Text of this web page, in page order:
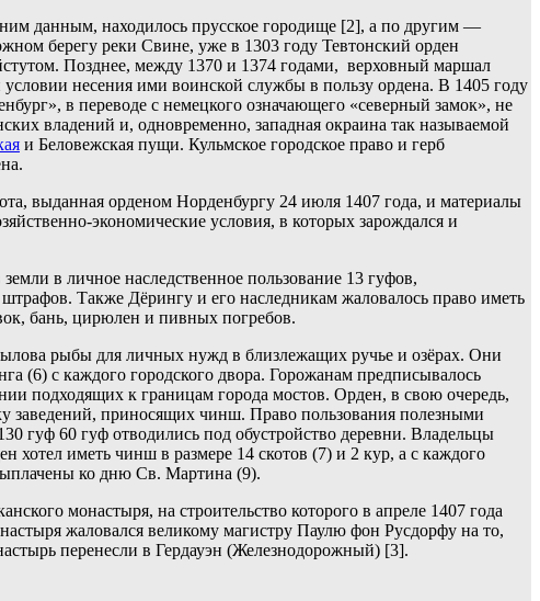
данным, находилось прусское городище [2], а по другим —
берегу реки Свине, уже в 1303 году Тевтонский орден
Позднее, между 1370 и 1374 годами, верховный маршал
несения ими воинской службы в пользу ордена. В 1405 году
в переводе с немецкого означающего «северный замок», не
владений и, одновременно, западная окраина так называемой
и Беловежская пущи. Кульмское городское право и герб
выданная орденом Норденбургу 24 июля 1407 года, и материалы
экономические условия, в которых зарождался и
в личное наследственное пользование 13 гуфов,
Также Дёрингу и его наследникам жаловалось право иметь
бань, цирюлен и пивных погребов.
рыбы для личных нужд в близлежащих ручье и озёрах. Они
(6) с каждого городского двора. Горожанам предписывалось
подходящих к границам города мостов. Орден, в свою очередь,
заведений, приносящих чинш. Право пользования полезными
гуф 60 гуф отводились под обустройство деревни. Владельцы
хотел иметь чинш в размере 14 скотов (7) и 2 кур, а с каждого
ко дню Св. Мартина (9).
монастыря, на строительство которого в апреле 1407 года
жаловался великому магистру Паулю фон Русдорфу на то,
перенесли в Гердауэн (Железнодорожный) [3].